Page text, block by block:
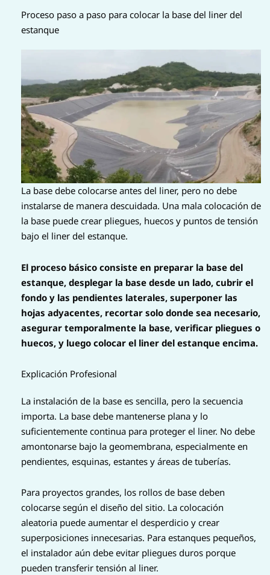
Proceso paso a paso para colocar la base del liner del
estanque
La base debe colocarse antes del liner, pero no debe
instalarse de manera descuidada. Una mala colocación de
la base puede crear pliegues, huecos y puntos de tensión
bajo el liner del estanque.
El proceso básico consiste en preparar la base del
estanque, desplegar la base desde un lado, cubrir el
fondo y las pendientes laterales, superponer las
hojas adyacentes, recortar solo donde sea necesario,
asegurar temporalmente la base, verificar pliegues o
huecos, y luego colocar el liner del estanque encima.
Explicación Profesional
La instalación de la base es sencilla, pero la secuencia
importa. La base debe mantenerse plana y lo
suficientemente continua para proteger el liner. No debe
amontonarse bajo la geomembrana, especialmente en
pendientes, esquinas, estantes y áreas de tuberías.
Para proyectos grandes, los rollos de base deben
colocarse según el diseño del sitio. La colocación
aleatoria puede aumentar el desperdicio y crear
superposiciones innecesarias. Para estanques pequeños,
el instalador aún debe evitar pliegues duros porque
pueden transferir tensión al liner.